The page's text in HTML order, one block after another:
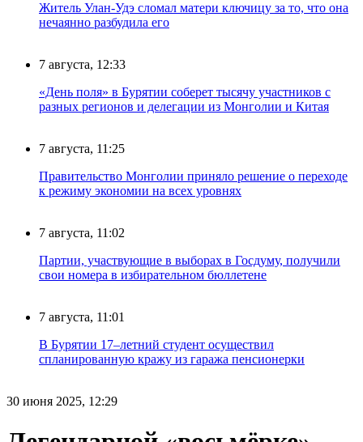
Житель Улан-Удэ сломал матери ключицу за то, что она
нечаянно разбудила его
7 августа, 12:33
«День поля» в Бурятии соберет тысячу участников с
разных регионов и делегации из Монголии и Китая
7 августа, 11:25
Правительство Монголии приняло решение о переходе
к режиму экономии на всех уровнях
7 августа, 11:02
Партии, участвующие в выборах в Госдуму, получили
свои номера в избирательном бюллетене
7 августа, 11:01
В Бурятии 17–летний студент осуществил
спланированную кражу из гаража пенсионерки
30 июня 2025, 12:29